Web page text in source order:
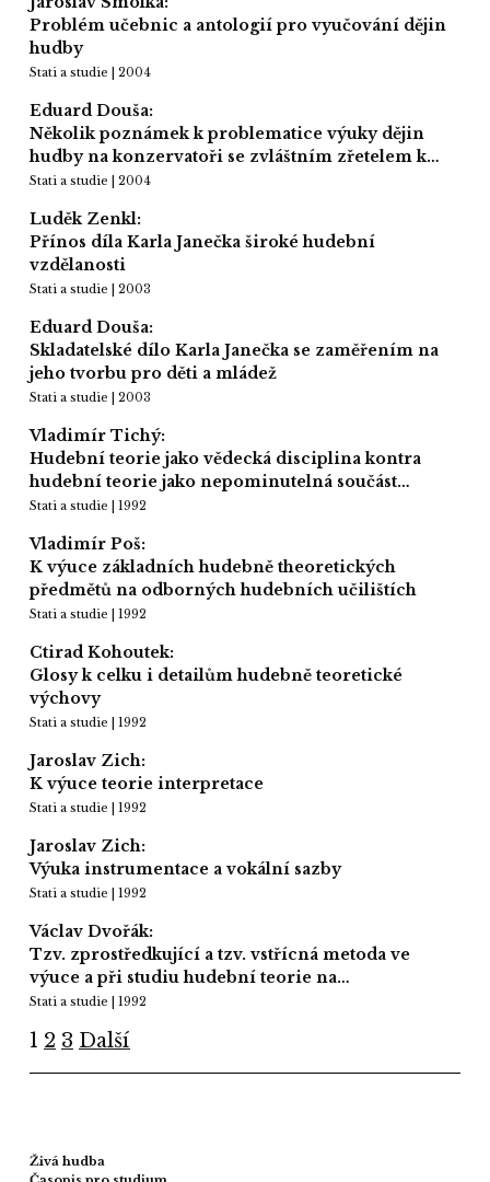
Problém učebnic a antologií pro vyučování dějin
hudby
Stati a studie | 2004
Eduard Douša:
Několik poznámek k problematice výuky dějin
hudby na konzervatoři se zvláštním zřetelem k…
Stati a studie | 2004
Luděk Zenkl:
Přínos díla Karla Janečka široké hudební
vzdělanosti
Stati a studie | 2003
Eduard Douša:
Skladatelské dílo Karla Janečka se zaměřením na
jeho tvorbu pro děti a mládež
Stati a studie | 2003
Vladimír Tichý:
Hudební teorie jako vědecká disciplina kontra
hudební teorie jako nepominutelná součást…
Stati a studie | 1992
Vladimír Poš:
K výuce základních hudebně theoretických
předmětů na odborných hudebních učilištích
Stati a studie | 1992
Ctirad Kohoutek:
Glosy k celku i detailům hudebně teoretické
výchovy
Stati a studie | 1992
Jaroslav Zich:
K výuce teorie interpretace
Stati a studie | 1992
Jaroslav Zich:
Výuka instrumentace a vokální sazby
Stati a studie | 1992
Václav Dvořák:
Tzv. zprostředkující a tzv. vstřícná metoda ve
výuce a při studiu hudební teorie na…
Stati a studie | 1992
1 2 3 Další
Živá hudba